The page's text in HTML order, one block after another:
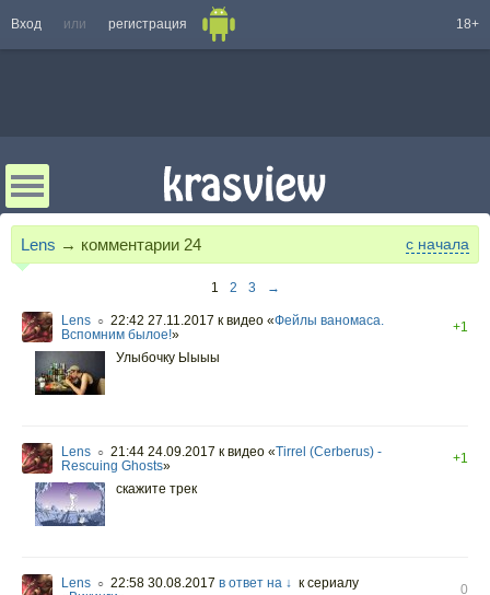
Вход или регистрация 18+
Lens → комментарии 24 с начала
1 2 3 →
Lens ○ 22:42 27.11.2017 к видео «Фейлы ваномаса.
Вспомним былое!»
+1
Улыбочку Ыыыы
Lens ○ 21:44 24.09.2017 к видео «Tirrel (Cerberus) -
Rescuing Ghosts»
+1
скажите трек
Lens ○ 22:58 30.08.2017 в ответ на ↓ к сериалу
0